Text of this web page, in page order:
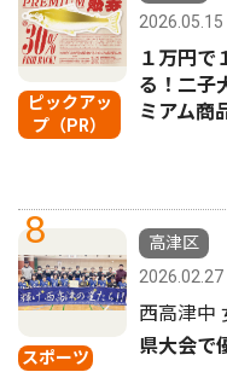
ピックアッ
プ（PR）
2026.05.15
１万円で
る！二子
ミアム商
8
スポーツ
高津区
2026.02.27
西高津中
県大会で